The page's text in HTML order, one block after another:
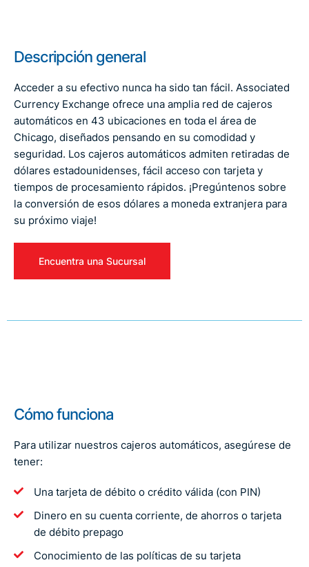
Descripción general
Acceder a su efectivo nunca ha sido tan fácil. Associated
Currency Exchange ofrece una amplia red de cajeros
automáticos en 43 ubicaciones en toda el área de
Chicago, diseñados pensando en su comodidad y
seguridad. Los cajeros automáticos admiten retiradas de
dólares estadounidenses, fácil acceso con tarjeta y
tiempos de procesamiento rápidos. ¡Pregúntenos sobre
la conversión de esos dólares a moneda extranjera para
su próximo viaje!
Encuentra una Sucursal
Cómo funciona
Para utilizar nuestros cajeros automáticos, asegúrese de
tener:
Una tarjeta de débito o crédito válida (con PIN)
Dinero en su cuenta corriente, de ahorros o tarjeta
de débito prepago
Conocimiento de las políticas de su tarjeta